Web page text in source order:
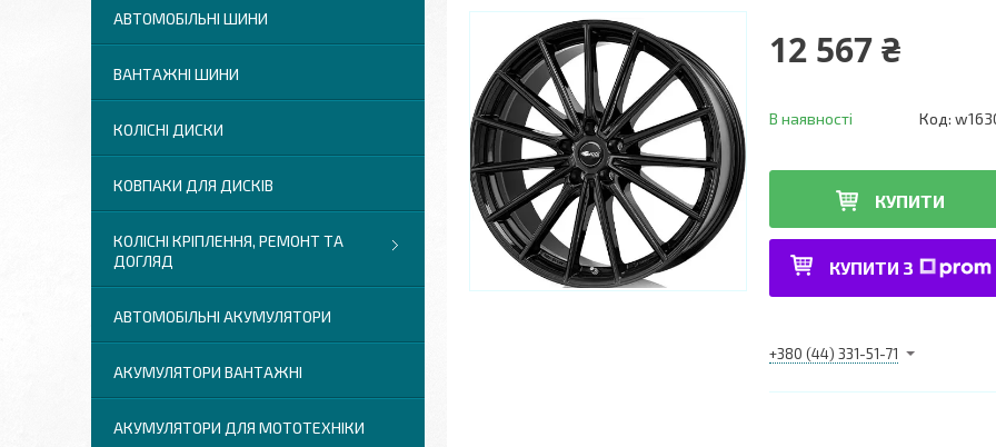
12 567 ₴
В наявності Код:
КУПИТИ
КУПИТИ З
+380 (44) 331-51-71
АВТОМОБІЛЬНІ ШИНИ
ВАНТАЖНІ ШИНИ
КОЛІСНІ ДИСКИ
КОВПАКИ ДЛЯ ДИСКІВ
КОЛІСНІ КРІПЛЕННЯ, РЕМОНТ ТА
ДОГЛЯД
АВТОМОБІЛЬНІ АКУМУЛЯТОРИ
АКУМУЛЯТОРИ ВАНТАЖНІ
АКУМУЛЯТОРИ ДЛЯ МОТОТЕХНІКИ